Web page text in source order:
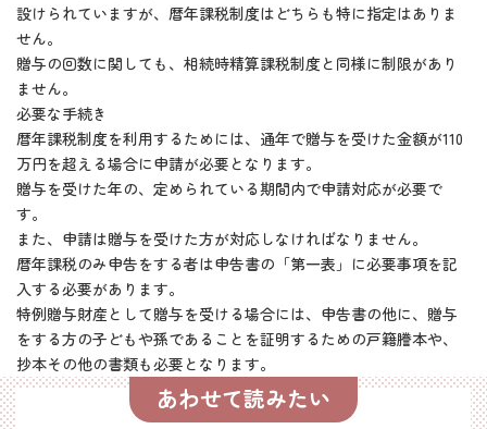
設けられていますが、暦年課税制度はどちらも特に指定はありま
せん。
贈与の回数に関しても、相続時精算課税制度と同様に制限があり
ません。
必要な手続き
暦年課税制度を利用するためには、通年で贈与を受けた金額が110
万円を超える場合に申請が必要となります。
贈与を受けた年の、定められている期間内で申請対応が必要で
す。
また、申請は贈与を受けた方が対応しなければなりません。
暦年課税のみ申告をする者は申告書の「第一表」に必要事項を記
入する必要があります。
特例贈与財産として贈与を受ける場合には、申告書の他に、贈与
をする方の子どもや孫であることを証明するための戸籍謄本や、
抄本その他の書類も必要となります。
あわせて読みたい